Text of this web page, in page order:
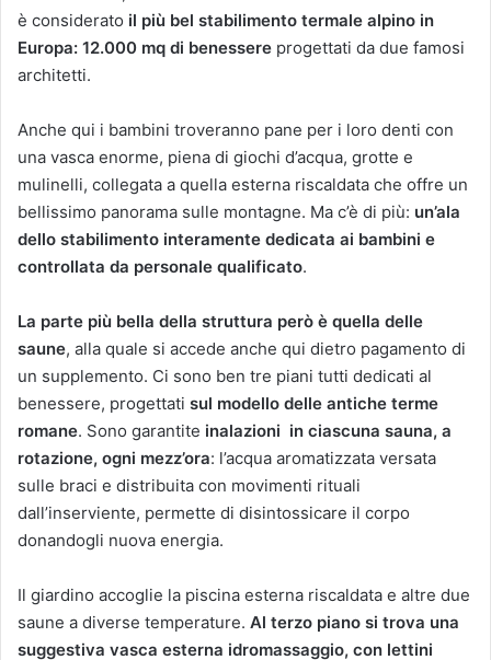
è considerato il più bel stabilimento termale alpino in
Europa: 12.000 mq di benessere progettati da due famosi
architetti.
Anche qui i bambini troveranno pane per i loro denti con
una vasca enorme, piena di giochi d’acqua, grotte e
mulinelli, collegata a quella esterna riscaldata che offre un
bellissimo panorama sulle montagne. Ma c’è di più: un’ala
dello stabilimento interamente dedicata ai bambini e
controllata da personale qualificato.
La parte più bella della struttura però è quella delle
saune, alla quale si accede anche qui dietro pagamento di
un supplemento. Ci sono ben tre piani tutti dedicati al
benessere, progettati sul modello delle antiche terme
romane. Sono garantite inalazioni in ciascuna sauna, a
rotazione, ogni mezz’ora: l’acqua aromatizzata versata
sulle braci e distribuita con movimenti rituali
dall’inserviente, permette di disintossicare il corpo
donandogli nuova energia.
Il giardino accoglie la piscina esterna riscaldata e altre due
saune a diverse temperature. Al terzo piano si trova una
suggestiva vasca esterna idromassaggio, con lettini